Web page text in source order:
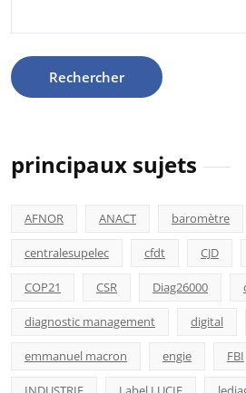
principaux sujets
AFNOR ANACT baromètre
centralesupelec cfdt CJD
COP21 CSR Diag26000
diagnostic management digital
emmanuel macron engie FBI